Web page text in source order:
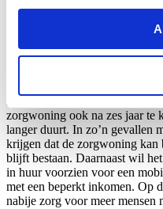
een tijdelijke zorgwoning te
bestaande woning of in een
beperking in de tijd die het
keer verlengbaar met 3 jaar),
tegen om te investeren in
parlementslid Katrien
mantelzorgers en
zorgwoning ook na zes jaar te
langer duurt. In zo’n gevallen
krijgen dat de zorgwoning kan
blijft bestaan. Daarnaast wil
in huur voorzien voor een
met een beperkt inkomen. Op
nabije zorg voor meer mensen